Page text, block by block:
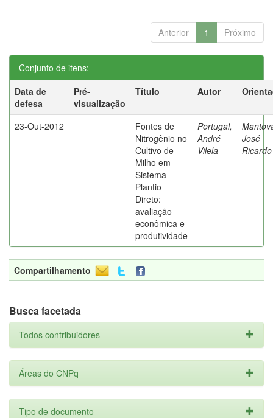
Anterior 1 Próximo
Conjunto de itens:
Data de
defesa
Pré-
visualização
Título Autor
23-Out-2012
Fontes de
Nitrogênio no
Cultivo de
Milho em
Sistema
Plantio
Direto:
avaliação
econômica e
produtividade
Portugal,
André
Vilela
José
Ricardo
Compartilhamento
Busca facetada
Todos contribuidores
Áreas do CNPq
Tipo de documento